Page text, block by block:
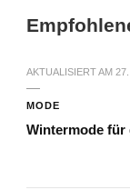
AKTUALISIERT AM
MODE
Wintermode für